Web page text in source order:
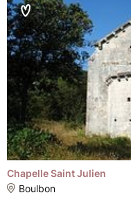
Chapelle Saint Julien
Boulbon